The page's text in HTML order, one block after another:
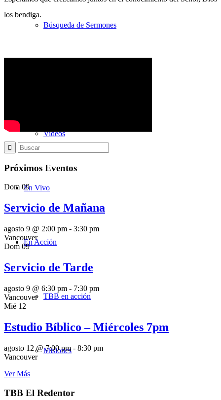
Búsqueda de Sermones
Videos
En Vivo
En Acción
TBB en acción
Misiones
los bendiga.
Próximos Eventos
Dom 09
Servicio de Mañana
agosto 9 @ 2:00 pm - 3:30 pm
Vancouver
Dom 09
Servicio de Tarde
agosto 9 @ 6:30 pm - 7:30 pm
Vancouver
Mié 12
Estudio Bíblico – Miércoles 7pm
agosto 12 @ 7:00 pm- 8:30 pm
Vancouver
Ver Más
TBB El Redentor